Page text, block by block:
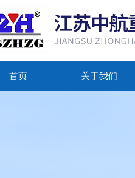
首页 关于我们